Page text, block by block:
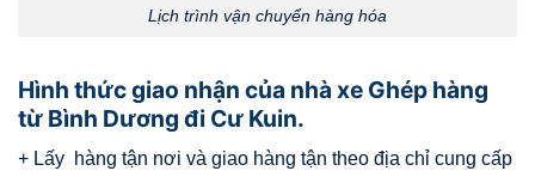
Lịch trình vận chuyển hàng hóa
Hình thức giao nhận của nhà xe Ghép hàng
từ Bình Dương đi Cư Kuin.
+ Lấy hàng tận nơi và giao hàng tận theo địa chỉ cung cấp